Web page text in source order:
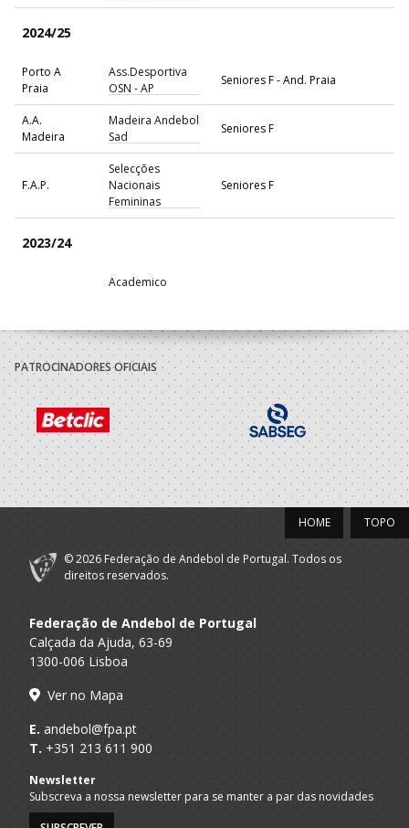
2024/25
Porto A
Praia
Ass.Desportiva
OSN - AP
Seniores F - And. Praia
A.A.
Madeira
Madeira Andebol
Sad
Seniores F
F.A.P.
Selecções
Nacionais
Femininas
Seniores F
2023/24
Academico
F.A.P.
Selecções
Nacionais
Femininas
Seniores F
2022/23
Porto A
Praia
Ass.Desportiva
OSN - AP
Seniores F - And. Praia
ABC Braga
2021/22
Praia
OSN - AP
A.A. Braga
ABC Braga
Andebol Sad
ABC Braga
Praia
Dac/Chelsea
Beach Handball -
PATROCINADORES OFICIAIS
TOPO
HOME
© 2026 Federação de Andebol de Portugal. Todos os
direitos reservados.
Federação de Andebol de Portugal
Calçada da Ajuda, 63-69
1300-006 Lisboa
Ver no Mapa
E. andebol@fpa.pt
T. +351 213 611 900
Newsletter
Subscreva a nossa newsletter para se manter a par das novidades